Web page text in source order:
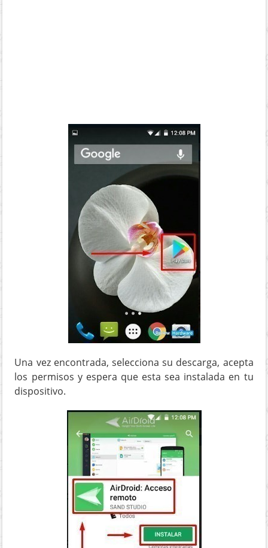
Una vez encontrada, selecciona su descarga, acepta
los permisos y espera que esta sea instalada en tu
dispositivo.